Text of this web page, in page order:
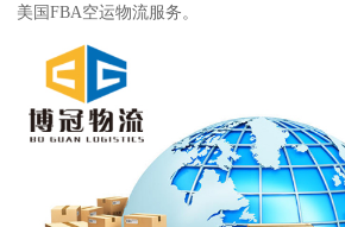
美国FBA空运物流服务。